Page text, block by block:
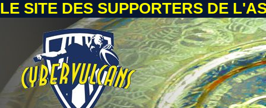
LE SITE DES SUPPORTERS DE